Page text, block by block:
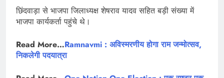
छिंदवाड़ा से भाजपा जिलाध्यक्ष शेषराव यादव सहित बड़ी संख्या में
भाजपा कार्यकर्ता पहुंचे थे।
Read More…Ramnavmi : अविस्मरणीय होगा राम जन्मोत्सव,
निकलेगी पदयात्रा